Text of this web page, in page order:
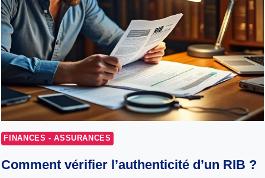
FINANCES - ASSURANCES
Comment vérifier l’authenticité d’un RIB ?